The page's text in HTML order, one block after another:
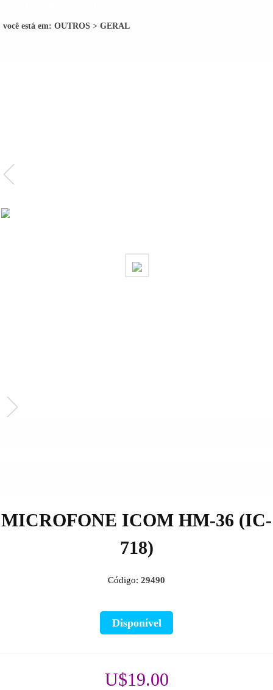
você está em: OUTROS > GERAL
MICROFONE ICOM HM-36 (IC-
718)
Código: 29490
Disponível
U$19.00